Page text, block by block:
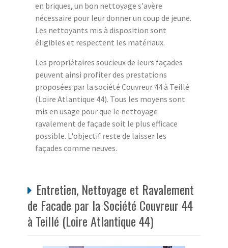
en briques, un bon nettoyage s'avère
nécessaire pour leur donner un coup de jeune.
Les nettoyants mis à disposition sont
éligibles et respectent les matériaux.
Les propriétaires soucieux de leurs façades
peuvent ainsi profiter des prestations
proposées par la société Couvreur 44 à Teillé
(Loire Atlantique 44). Tous les moyens sont
mis en usage pour que le nettoyage
ravalement de façade soit le plus efficace
possible. L'objectif reste de laisser les
façades comme neuves.
Entretien, Nettoyage et Ravalement
de Facade par la Société Couvreur 44
à Teillé (Loire Atlantique 44)